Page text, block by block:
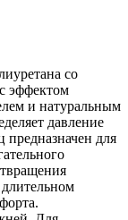
со
эффектом
и натуральным
давление
предназначен для